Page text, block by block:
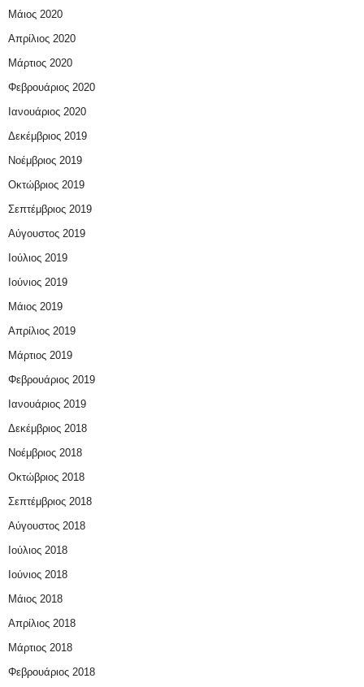
Μάιος 2020
Απρίλιος 2020
Μάρτιος 2020
Φεβρουάριος 2020
Ιανουάριος 2020
Δεκέμβριος 2019
Νοέμβριος 2019
Οκτώβριος 2019
Σεπτέμβριος 2019
Αύγουστος 2019
Ιούλιος 2019
Ιούνιος 2019
Μάιος 2019
Απρίλιος 2019
Μάρτιος 2019
Φεβρουάριος 2019
Ιανουάριος 2019
Δεκέμβριος 2018
Νοέμβριος 2018
Οκτώβριος 2018
Σεπτέμβριος 2018
Αύγουστος 2018
Ιούλιος 2018
Ιούνιος 2018
Μάιος 2018
Απρίλιος 2018
Μάρτιος 2018
Φεβρουάριος 2018